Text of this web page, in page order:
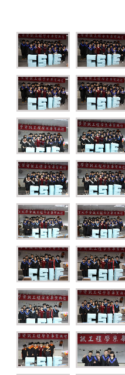
No
Caption
No
Caption
No
Caption
No
Caption
No
Caption
No
Caption
No
Caption
No
Caption
No
Caption
No
Caption
No
Caption
No
Caption
No
Caption
No
Caption
No
Caption
No
Caption